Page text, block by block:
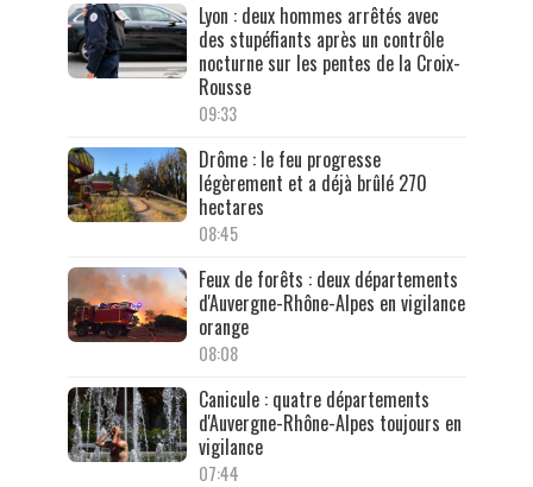
Lyon : deux hommes arrêtés avec
des stupéfiants après un contrôle
nocturne sur les pentes de la Croix-
Rousse
09:33
Drôme : le feu progresse
légèrement et a déjà brûlé 270
hectares
08:45
Feux de forêts : deux départements
d'Auvergne-Rhône-Alpes en vigilance
orange
08:08
Canicule : quatre départements
d'Auvergne-Rhône-Alpes toujours en
vigilance
07:44